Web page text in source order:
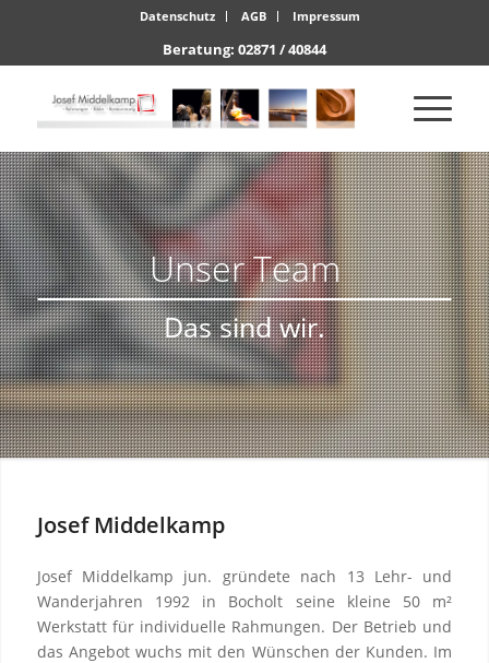
Datenschutz AGB Impressum
Beratung: 02871 / 40844
Unser Team
Das sind wir.
Josef Middelkamp
Josef Middelkamp jun. gründete nach 13 Lehr- und
Wanderjahren 1992 in Bocholt seine kleine 50 m²
Werkstatt für individuelle Rahmungen. Der Betrieb und
das Angebot wuchs mit den Wünschen der Kunden. Im